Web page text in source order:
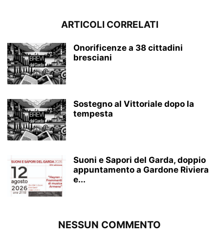
ARTICOLI CORRELATI
Onorificenze a 38 cittadini
bresciani
Sostegno al Vittoriale dopo la
tempesta
Suoni e Sapori del Garda, doppio
appuntamento a Gardone Riviera
e...
NESSUN COMMENTO